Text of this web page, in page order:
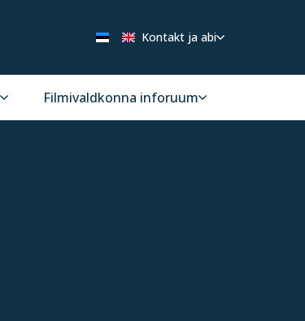
Kontakt ja abi
Filmivaldkonna inforuum